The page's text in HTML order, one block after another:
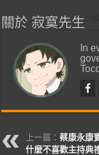
關於 寂寞先生
In
上一篇：蔡康永康
什麼不喜歡主持典